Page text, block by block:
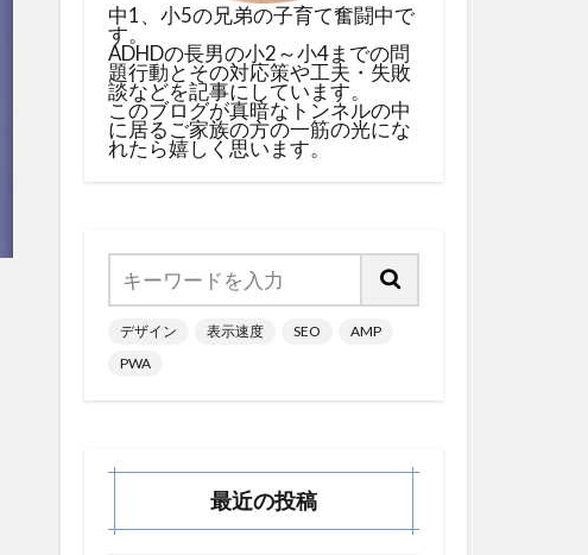
中1、小5の兄弟の子育て奮闘中で
す。
ADHDの長男の小2～小4までの問
題行動とその対応策や工夫・失敗
談などを記事にしています。
このブログが真暗なトンネルの中
に居るご家族の方の一筋の光にな
れたら嬉しく思います。
デザイン 表示速度 SEO
AMP
PWA
最近の投稿